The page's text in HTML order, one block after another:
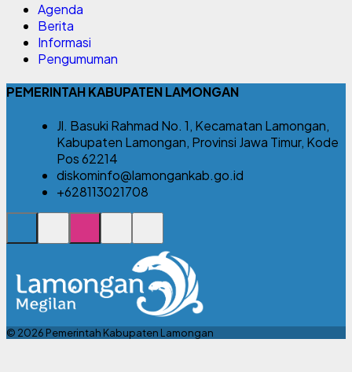
Agenda
Berita
Informasi
Pengumuman
PEMERINTAH KABUPATEN LAMONGAN
Jl. Basuki Rahmad No. 1, Kecamatan Lamongan,
Kabupaten Lamongan, Provinsi Jawa Timur, Kode
Pos 62214
diskominfo@lamongankab.go.id
+628113021708
© 2026 Pemerintah Kabupaten Lamongan